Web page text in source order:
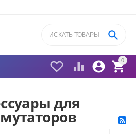
0


 

для